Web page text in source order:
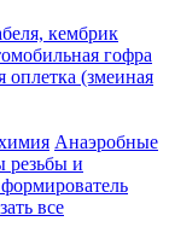
кембрик
гофра
оплетка (змеиная
Анаэробные
резьбы и
все